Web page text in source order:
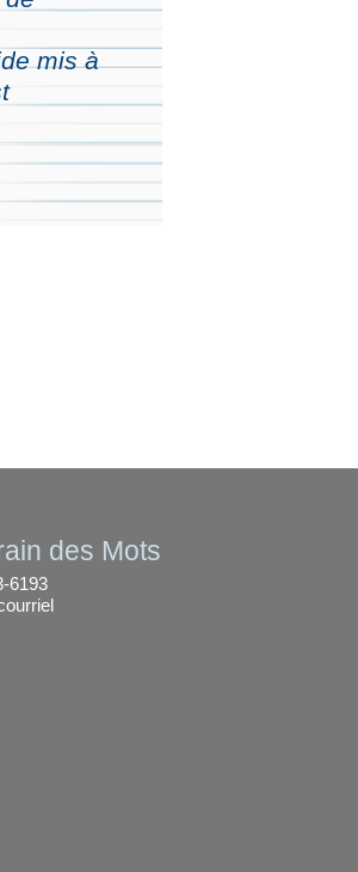
mis à
des Mots
6193